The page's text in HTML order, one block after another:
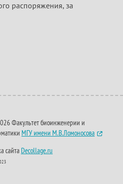
распоряжения, за
Факультет биоинженерии и
МГУ имени М.В.Ломоносова
сайта Decollage.ru